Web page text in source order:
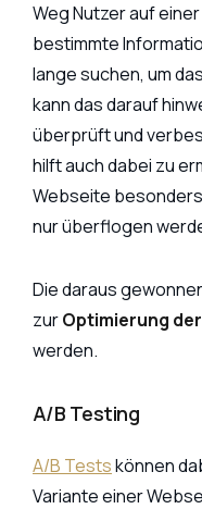
Weg Nutzer auf
bestimmte
lange suchen, um
kann das darauf
überprüft und
hilft auch dabei zu
Webseite
nur überflogen
Die daraus
zurOptimierung
werden.
A/B Testing
A/B Testskönnen
Variante einer